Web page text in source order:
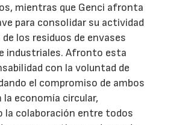
mientras que Genci afronta
para consolidar su actividad
los residuos de envases
industriales. Afronto esta
con la voluntad de
el compromiso de ambos
economía circular,
la colaboración entre todos